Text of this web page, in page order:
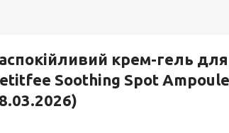
крем-гель
Soothing Spot